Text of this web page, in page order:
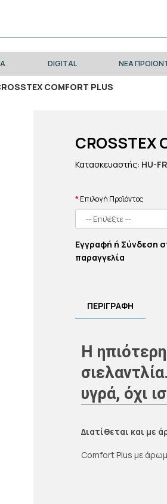
DIGITAL ΝΕΑ
COMFORT PLUS
CROSSTEX
Κατασκευαστής: HU-
Επιλογή Προϊόντος
Εγγραφή ή Σύνδεση
παραγγελία
ΠΕΡΙΓΡΑΦΗ
Η ηπιότερη
υγρά, όχι
Διατίθεται και με
Comfort Plus µε